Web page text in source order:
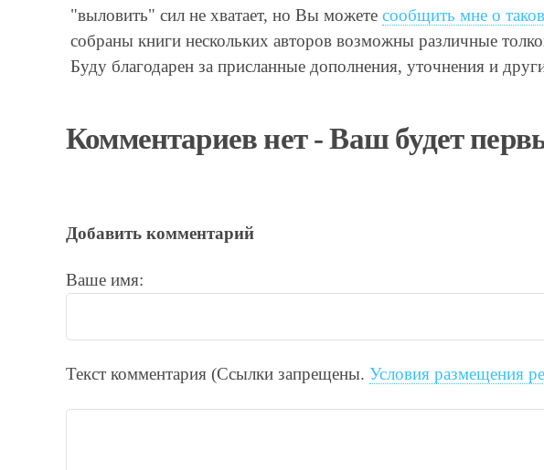
"выловить" сил не хватает, но Вы можете сообщить мне о
собраны книги нескольких авторов возможны различные
Буду благодарен за присланные дополнения, уточнения и
Комментариев нет - Ваш будет
Добавить комментарий
Ваше имя:
Текст комментария (Ссылки запрещены. Условия размещения